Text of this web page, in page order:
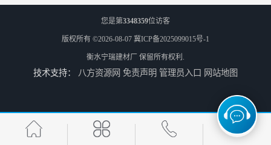
廊坊水泥管厂家 承插口水泥管 抗滑移性能稳定可靠 邢台预制检查井批发 检修井 有效引导分流雨水
您是第3348359位访客
版权所有 ©2026-08-07 冀ICP备2025099015号-1
衡水宁瑞建材厂 保留所有权利.
技术支持： 八方资源网 免责声明 管理员入口 网站地图